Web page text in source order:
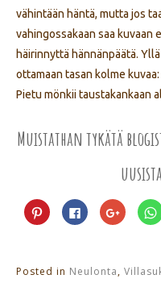
vähintään häntä, mutta jos
vahingossakaan saa kuvaan
häirinnyttä hännänpäätä.
ottamaan tasan kolme
Pietu mönkii taustakankaan
Muistathan tykätä
Jaa
Pinterest
palvelussa(Avautuu
Jaa
uudessa
Jaa
Google+
Posted in Neulonta,